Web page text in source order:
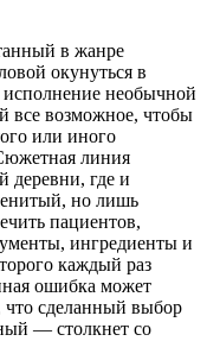
в жанре
окунуться в
исполнение необычной
все возможное, чтобы
или иного
линия
деревни, где и
но лишь
пациентов,
ингредиенты и
каждый раз
ошибка может
что сделанный выбор
— столкнет со